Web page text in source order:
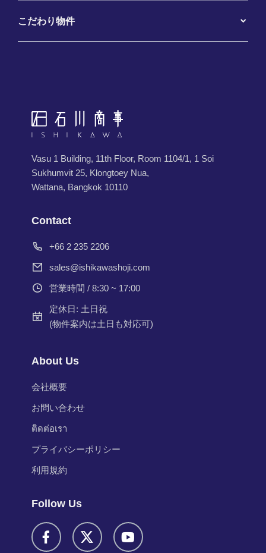
こだわり物件
Vasu 1 Building, 11th Floor, Room 1104/1, 1 Soi
Sukhumvit 25, Klongtoey Nua,
Wattana, Bangkok 10110
Contact
+66 2 235 2206
sales@ishikawashoji.com
営業時間 / 8:30 ~ 17:00
定休日: 土日祝
(物件案内は土日も対応可)
About Us
会社概要
お問い合わせ
ติดต่อเรา
プライバシーポリシー
利用規約
Follow Us